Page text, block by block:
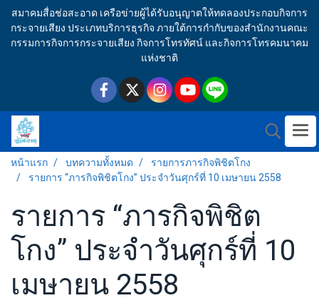
สมาคมสื่อช่อสะอาด เครือข่ายผู้ได้รับอนุญาตให้ทดลองประกอบกิจการ
กระจายเสียง ประเภทบริการธุรกิจ ภายใต้การกำกับของสำนักงานคณะ
กรรมการกิจการกระจายเสียง กิจการโทรทัศน์ และกิจการโทรคมนาคม
แห่งชาติ
หน้าแรก บทความทั้งหมด
รายการภารกิจพิชิตโกง
รายการ “ภารกิจพิชิตโกง” ประจำวันศุกร์ที่ 10 เมษายน 2558
รายการ “ภารกิจพิชิต
โกง” ประจำวันศุกร์ที่ 10
เมษายน 2558